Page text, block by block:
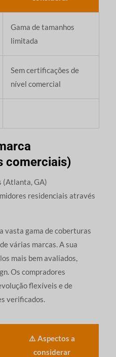
Gama de tamanhos
limitada
Sem certificações de
nível comercial
comerciais)
(Atlanta, GA)
residenciais através
vasta gama de coberturas
várias marcas. A sua
mais bem avaliados,
Os compradores
flexíveis e de
verificados.
⚠️ Aspectos a
considerar